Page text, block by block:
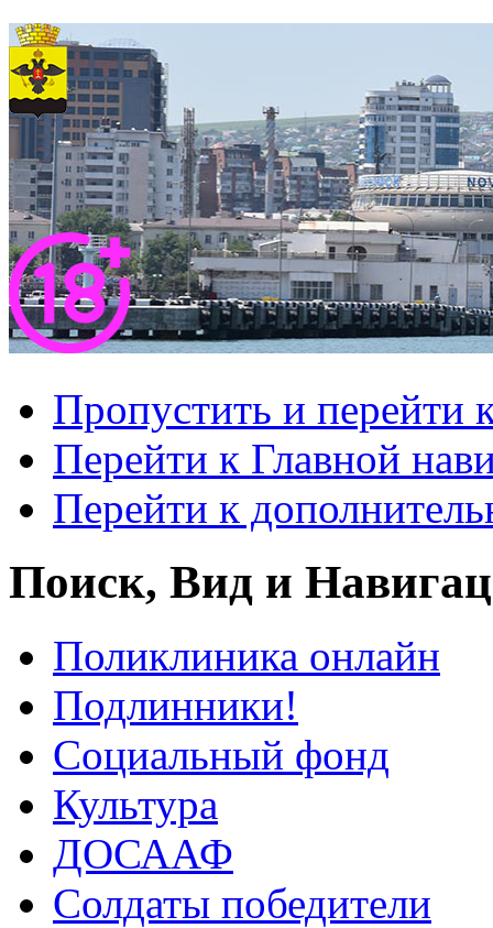
Пропустить и перейти
Перейти к Главной
Перейти к
Поиск, Вид и
Поликлиника онлайн
Подлинники!
Социальный фонд
Культура
ДОСААФ
Солдаты победители